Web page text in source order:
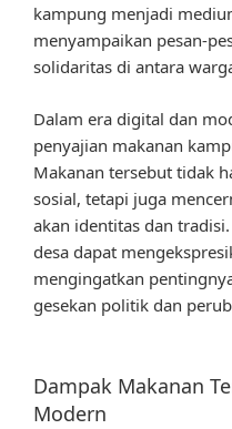
kampung menjadi
menyampaikan pesan-
solidaritas di antara
Dalam era digital dan
penyajian makanan
Makanan tersebut tidak
sosial, tetapi juga
akan identitas dan
desa dapat
mengingatkan
gesekan politik dan
Dampak Makanan
Modern